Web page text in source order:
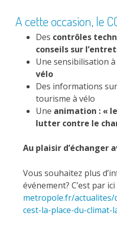
A cette occasion, le
Des contrôles
conseils sur
Une sensibilisation à
vélo
Des informations sur
tourisme à vélo
Une animation : «
lutter contre le
Au plaisir d’échanger
Vous souhaitez plus
événement? C’est par ici
metropole.fr/actualites/
cest-la-place-du-climat-